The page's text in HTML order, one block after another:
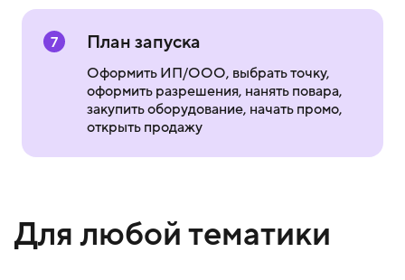
7 План запуска
Оформить ИП/ООО, выбрать точку,
оформить разрешения, нанять повара,
закупить оборудование, начать промо,
открыть продажу
Для любой тематики